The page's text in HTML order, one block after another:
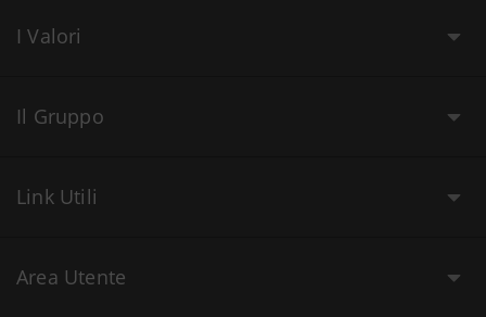
I Valori
Il Gruppo
Link Utili
Area Utente